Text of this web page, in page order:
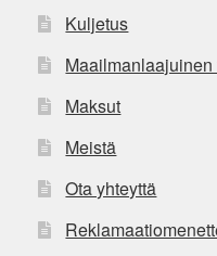
Kuljetus
Maksut
Meistä
Ota yhteyttä